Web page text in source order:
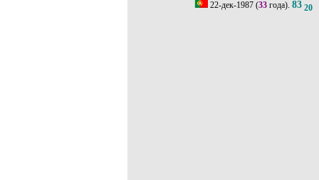
22-дек-1987 (33 года).83 20